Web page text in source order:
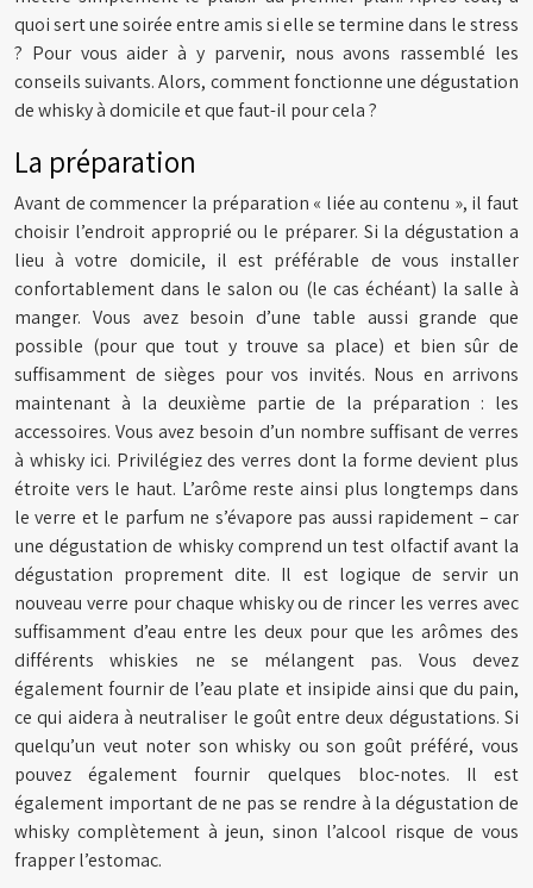
quoi sert une soirée entre amis si elle se termine dans le stress
? Pour vous aider à y parvenir, nous avons rassemblé les
conseils suivants. Alors, comment fonctionne une dégustation
de whisky à domicile et que faut-il pour cela ?
La préparation
Avant de commencer la préparation « liée au contenu », il faut
choisir l’endroit approprié ou le préparer. Si la dégustation a
lieu à votre domicile, il est préférable de vous installer
confortablement dans le salon ou (le cas échéant) la salle à
manger. Vous avez besoin d’une table aussi grande que
possible (pour que tout y trouve sa place) et bien sûr de
suffisamment de sièges pour vos invités. Nous en arrivons
maintenant à la deuxième partie de la préparation : les
accessoires. Vous avez besoin d’un nombre suffisant de verres
à whisky ici. Privilégiez des verres dont la forme devient plus
étroite vers le haut. L’arôme reste ainsi plus longtemps dans
le verre et le parfum ne s’évapore pas aussi rapidement – car
une dégustation de whisky comprend un test olfactif avant la
dégustation proprement dite. Il est logique de servir un
nouveau verre pour chaque whisky ou de rincer les verres avec
suffisamment d’eau entre les deux pour que les arômes des
différents whiskies ne se mélangent pas. Vous devez
également fournir de l’eau plate et insipide ainsi que du pain,
ce qui aidera à neutraliser le goût entre deux dégustations. Si
quelqu’un veut noter son whisky ou son goût préféré, vous
pouvez également fournir quelques bloc-notes. Il est
également important de ne pas se rendre à la dégustation de
whisky complètement à jeun, sinon l’alcool risque de vous
frapper l’estomac.